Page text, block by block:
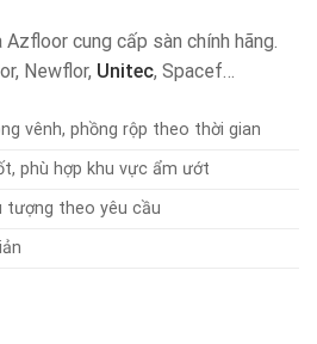
Azfloor cung cấp sàn chính hãng.
Newflor, Unitec, Spacef…
vênh, phồng rộp theo thời gian
phù hợp khu vực ẩm ướt
tượng theo yêu cầu